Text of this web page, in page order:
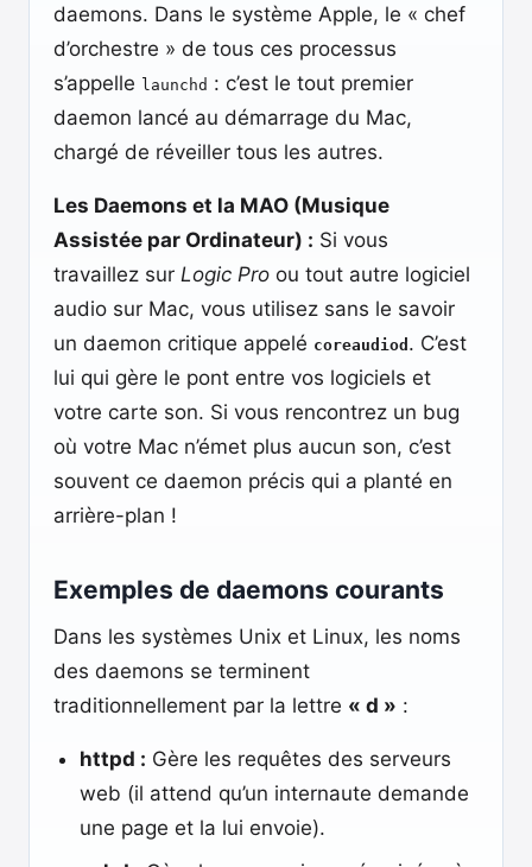
daemons. Dans le système Apple, le « chef
d’orchestre » de tous ces processus
s’appelle launchd : c’est le tout premier
daemon lancé au démarrage du Mac,
chargé de réveiller tous les autres.
Les Daemons et la MAO (Musique
Assistée par Ordinateur) : Si vous
travaillez sur Logic Pro ou tout autre logiciel
audio sur Mac, vous utilisez sans le savoir
un daemon critique appelé coreaudiod . C’est
lui qui gère le pont entre vos logiciels et
votre carte son. Si vous rencontrez un bug
où votre Mac n’émet plus aucun son, c’est
souvent ce daemon précis qui a planté en
arrière-plan !
Exemples de daemons courants
Dans les systèmes Unix et Linux, les noms
des daemons se terminent
traditionnellement par la lettre « d » :
httpd : Gère les requêtes des serveurs
web (il attend qu’un internaute demande
une page et la lui envoie).